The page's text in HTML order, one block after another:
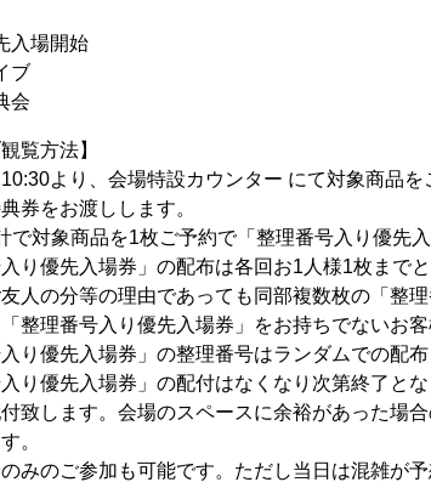
入場開始
ブ
会
覧方法】
より、会場特設カウンター にて対象商品
券をお渡しします。
で対象商品を1枚ご予約で「整理番号入り優先
り優先入場券」の配布は各回お1人様1枚までと
人の分等の理由であっても同部複数枚の「整
整理番号入り優先入場券」をお持ちでないお
り優先入場券」の整理番号はランダムでの配
入り優先入場券」の配付はなくなり次第終了と
致します。会場のスペースに余裕があった場
。
みのご参加も可能です。ただし当日は混雑が